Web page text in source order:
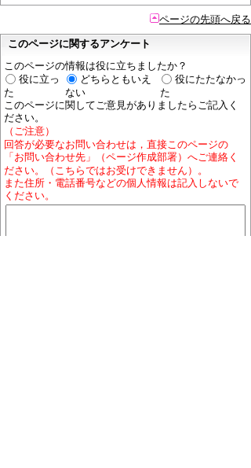
ページの先頭へ戻る
このページに関するアンケート
このページの情報は役に立ちましたか？
役に立っ
た
どちらともいえ
ない
役にたたなかっ
た
このページに関してご意見がありましたらご記入く
ださい。
（ご注意）
回答が必要なお問い合わせは，直接このページの
「お問い合わせ先」（ページ作成部署）へご連絡く
ださい。（こちらではお受けできません）。
また住所・電話番号などの個人情報は記入しないで
ください。